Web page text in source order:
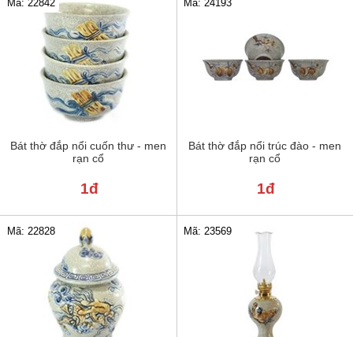
Bát thờ đắp nổi cuốn thư - men
rạn cổ
Mã: 22842
1đ
Bát thờ đắp nổi trúc đào - men
rạn cổ
Mã: 24193
1đ
Mã: 22828 Mã: 23569